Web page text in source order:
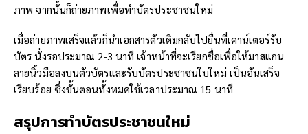
ภาพ จากนั้นก็ถ่ายภาพเพื่อทำบัตรประชาชนใหม่
เมื่อถ่ายภาพเสร็จแล้วก็นำเอกสารตัวเดิมกลับไปยื่นที่เคาน์เตอร์รับ
บัตร นั่งรอประมาณ 2-3 นาที เจ้าหน้าที่จะเรียกชื่อเพื่อให้มาสแกน
ลายนิ้วมือลงบนตัวบัตรและรับบัตรประชาชนใบใหม่ เป็นอันเสร็จ
เรียบร้อย ซึ่งขั้นตอนทั้งหมดใช้เวลาประมาณ 15 นาที
สรุปการทำบัตรประชาชนใหม่